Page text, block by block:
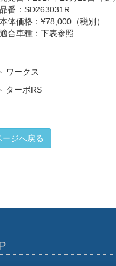
品番：SD263031R
本体価格：¥78,000（税別）
適合車種：下表参照
ワークス
ターボRS
ージへ戻る